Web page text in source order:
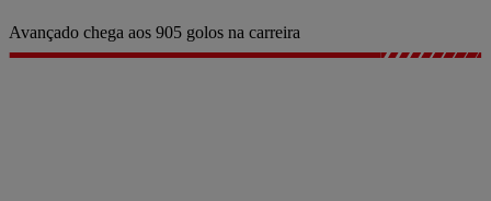
Avançado chega aos 905 golos na carreira